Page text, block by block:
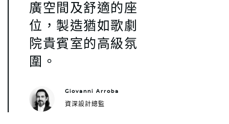
廣空間及舒適的座
位，製造猶如歌劇
院貴賓室的高級氛
圍。
Giovanni Arroba
資深設計總監